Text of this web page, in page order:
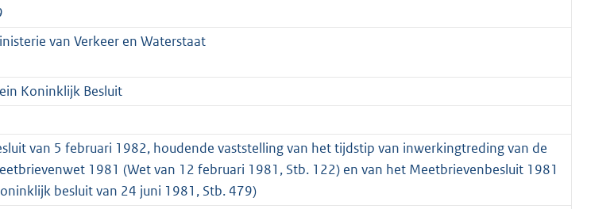
b K
b
van Verkeer en Waterstaat
Koninklijk Besluit
van 5 februari 1982, houdende vaststelling van het tijdstip van inwerkingtreding van de
1981 (Wet van 12 februari 1981, Stb. 122) en van het Meetbrievenbesluit 1981
besluit van 24 juni 1981, Stb. 479)